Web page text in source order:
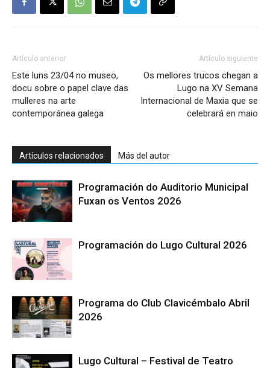
Artículo anterior
Este luns 23/04 no museo,
docu sobre o papel clave das
mulleres na arte
contemporánea galega
Artículo siguiente
Os mellores trucos chegan a
Lugo na XV Semana
Internacional de Maxia que se
celebrará en maio
Artículos relacionados Más del autor
Programación do Auditorio Municipal
Fuxan os Ventos 2026
Programación do Lugo Cultural 2026
Programa do Club Clavicémbalo Abril
2026
Lugo Cultural – Festival de Teatro